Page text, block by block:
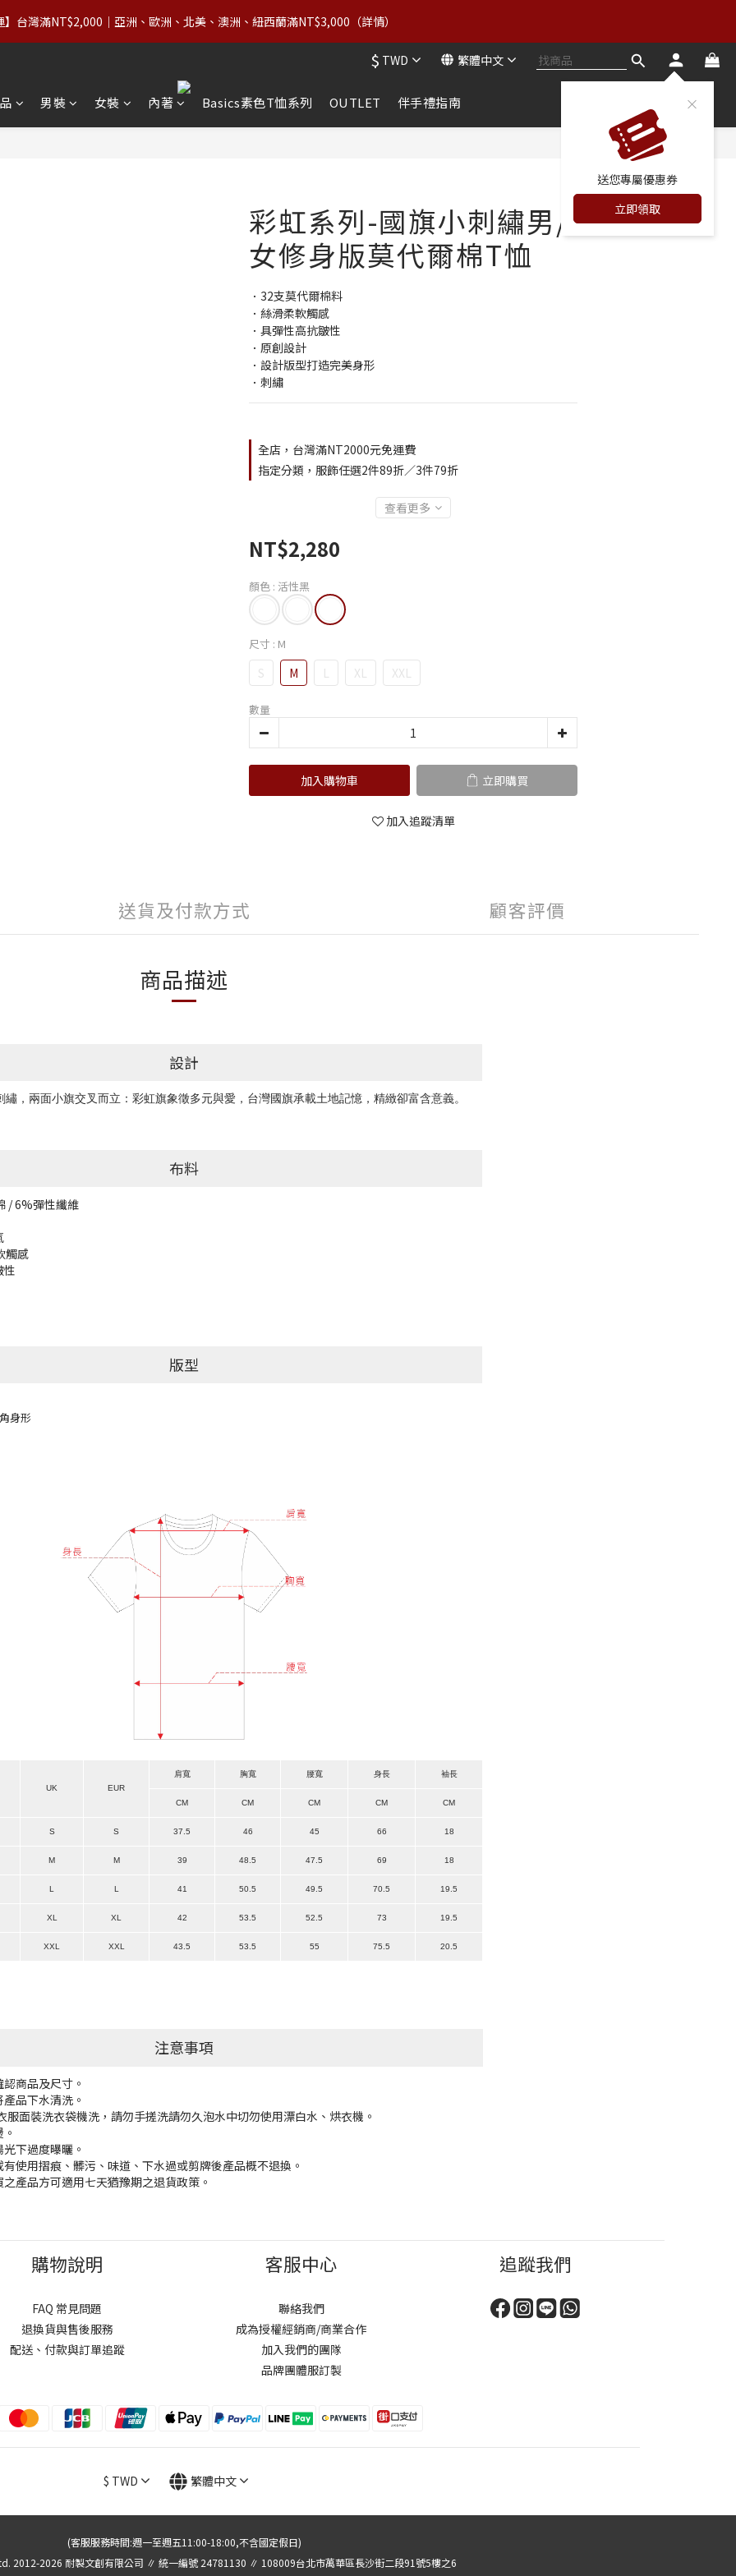
品（含 Basics）＋OUTLET 不限件數，領券享 8 折 01
日
:
23
時
:
2
0
6
4
0
分1
0
】台灣滿NT$2,000｜亞洲、歐洲、北美、澳洲、紐西蘭滿NT$3,000（詳情）
2
1
3
2
4
3
0
5
4
1
4
3
2
0
8
7
6
2
:
5
2
1
0
5
2
1
0
立即領券
$ TWD 繁體中文
送您專屬優惠券
立即領取
男裝 女裝 內著 Basics素色T恤系列 OUTLET 伴手禮指南
彩虹系列-國旗小刺繡男/
女修身版莫代爾棉T恤
．32支莫代爾棉料
．絲滑柔軟觸感
．具彈性高抗皺性
．原創設計
．設計版型打造完美身形
．刺繡
全店，台灣滿NT2000元免運費
指定分類，服飾任選2件89折／3件79折
查看更多
NT$2,280
顏色 : 活性黑
尺寸 : M
S M L XL XXL
數量
加入購物車 立即購買
加入追蹤清單
送貨及付款方式 顧客評價
商品描述
設計
繡，兩面小旗交叉而立：彩虹旗象徵多元與愛，台灣國旗承載土地記憶，精緻卻富含意義。
布料
/ 6%彈性纖維
觸感
性
版型
身形
UK EUR
肩寬 胸寬 腰寬 身長 袖長
CM CM CM CM CM
S S 37.5 46 45 66 18
M M 39 48.5 47.5 69 18
L L 41 50.5 49.5 70.5 19.5
XL XL 42 53.5 52.5 73 19.5
XXL XXL 43.5 53.5 55 75.5 20.5
注意事項
商品及尺寸。
品下水清洗。
服面裝洗衣袋機洗，請勿手搓洗請勿久泡水中切勿使用漂白水、烘衣機。
下過度曝曬。
使用摺痕、髒污、味道、下水過或剪牌後產品概不退換。
產品方可適用七天猶豫期之退貨政策。
立即購買
購物說明
FAQ 常見問題
退換貨與售後服務
配送、付款與訂單追蹤
客服中心
聯絡我們
成為授權經銷商/商業合作
加入我們的團隊
品牌團體服訂製
追蹤我們
$ TWD 繁體中文
(客服服務時間:週一至週五11:00-18:00,不含國定假日)
2012-2026 耐製文創有限公司 ∥ 統一編號 24781130 ∥ 108009台北市萬華區長沙街二段91號5樓之6